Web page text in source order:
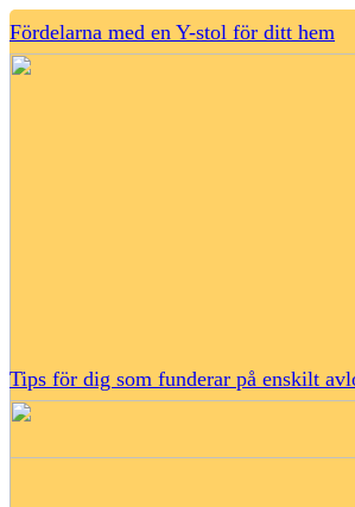
Fördelarna med en Y-stol för ditt hem
Tips för dig som funderar på enskilt